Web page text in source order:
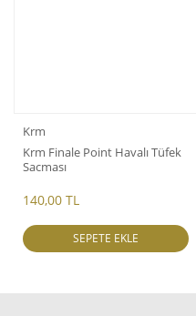
Krm
Krm Finale Point Havalı Tüfek
Sacması
140,00 TL
SEPETE EKLE